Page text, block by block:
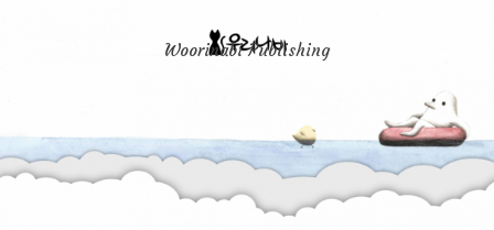
Woorinabi Publishing